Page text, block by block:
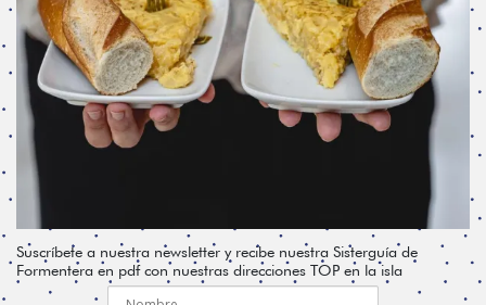
Suscríbete a nuestra newsletter y recibe nuestra Sisterguía de
Formentera en pdf con nuestras direcciones TOP en la isla